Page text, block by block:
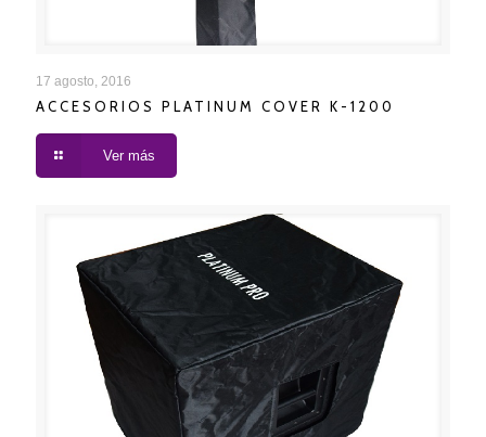
ACCESORIOS PLATINUM COVER K-1200
17 agosto, 2016
ACCESORIOS PLATINUM COVER K-1200
Ver más